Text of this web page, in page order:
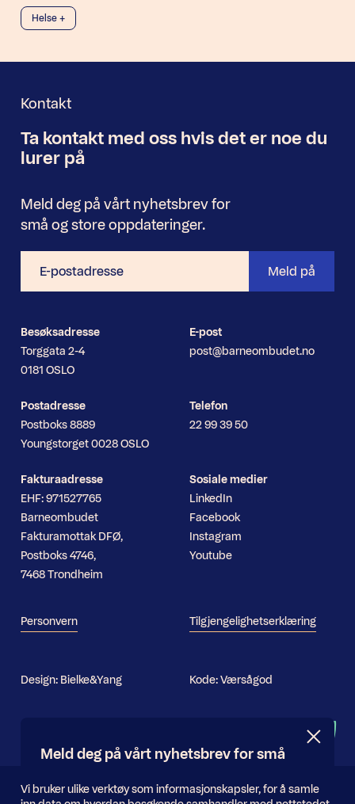
Helse +
Kontakt
Nyhetsbrev
Ta kontakt med oss hvis det er noe du
lurer på
Meld deg på vårt nyhetsbrev for
små og store oppdateringer.
postadresse
Meld på
Besøksadresse
Torggata 2-4
0181 OSLO
Postadresse
Postboks 8889
Youngstorget 0028 OSLO
Fakturaadresse
EHF: 971527765
Barneombudet
Fakturamottak DFØ,
Postboks 4746,
7468 Trondheim
Personvern
E-post
post@barneombudet.no
Telefon
22 99 39 50
Sosiale medier
LinkedIn
Facebook
Instagram
Youtube
Tilgjengelighetserklæring
Design: Bielke&Yang Kode:Værsågod
Informasjonskapsler
Vi bruker ulike verktøy som informasjonskapsler, for å samle
Meld deg på vårt nyhetsbrev for små